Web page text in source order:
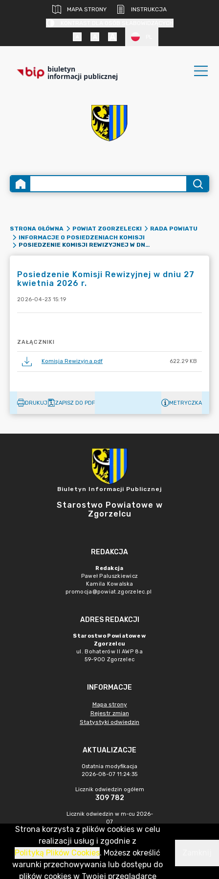
MAPA STRONY
INSTRUKCJA
biuletyn
informacji publicznej
STRONA GŁÓWNA POWIAT ZGORZELECKI
RADA POWIATU
INFORMACJE O POSIEDZENIACH KOMISJI
POSIEDZENIE KOMISJI REWIZYJNEJ W DNIU 27 KWIETNIA 2026 R.
Posiedzenie Komisji Rewizyjnej w dniu 27
kwietnia 2026 r.
2026-04-23 15:19
ZAŁĄCZNIKI
Komisja Rewizyjna.pdf 622.29 KB
DRUKUJ ZAPISZ DO PDF METRYCZKA
Biuletyn Informacji Publicznej
Starostwo Powiatowe w
Zgorzelcu
REDAKCJA
Redakcja
Paweł Paluszkiewicz
Kamila Kowalska
promocja@powiat.zgorzelec.pl
ADRES REDAKCJI
Starostwo Powiatowe w
Zgorzelcu
ul. Bohaterów II AWP 8a
59-900 Zgorzelec
INFORMACJE
Mapa strony
Rejestr zmian
Statystyki odwiedzin
AKTUALIZACJE
Ostatnia modyfikacja
2026-08-07 11:24:35
Licznik odwiedzin ogółem
309 782
Licznik odwiedzin w m-cu 2026-
07
480
CMS & Hosting: Nefeni Sp. z o.o.
Strona korzysta z plików cookies w celu
realizacji usług i zgodnie z
Polityką Plików Cookies. Możesz określić
warunki przechowywania lub dostępu do
plików cookies w Twojej przeglądarce